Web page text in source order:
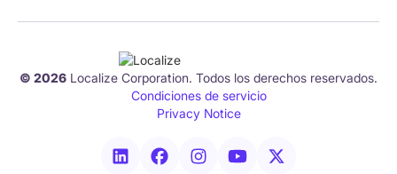
© 2026 Localize Corporation. Todos los derechos reservados.
Condiciones de servicio
Privacy Notice